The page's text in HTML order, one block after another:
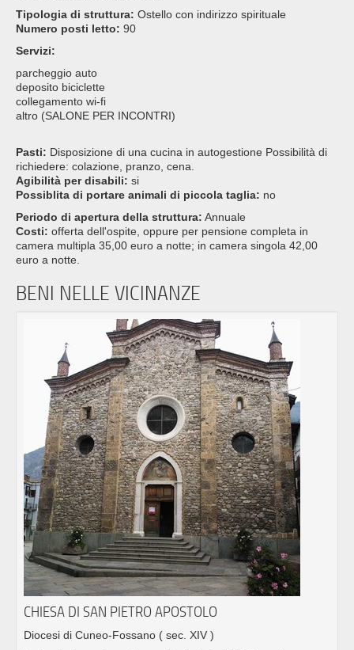
Tipologia di struttura: Ostello con indirizzo spirituale
Numero posti letto: 90
Servizi:
parcheggio auto
deposito biciclette
collegamento wi-fi
altro (SALONE PER INCONTRI)
Pasti: Disposizione di una cucina in autogestione Possibilità di
richiedere: colazione, pranzo, cena.
Agibilità per disabili: si
Possiblita di portare animali di piccola taglia: no
Periodo di apertura della struttura: Annuale
Costi: offerta dell'ospite, oppure per pensione completa in
camera multipla 35,00 euro a notte; in camera singola 42,00
euro a notte.
BENI NELLE VICINANZE
CHIESA DI SAN PIETRO APOSTOLO
Diocesi di Cuneo-Fossano ( sec. XIV )